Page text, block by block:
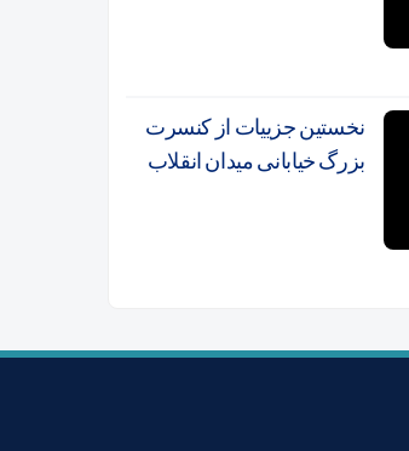
نخستین جزییات از کنسرت
بزرگ خیابانی میدان انقلاب